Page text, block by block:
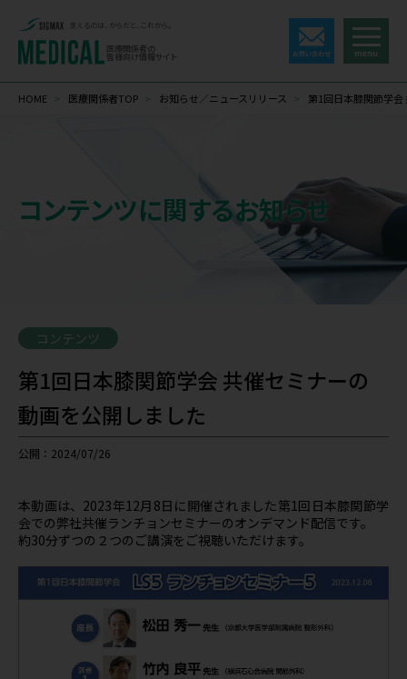
支えるのは、からだと、これから。
医療関係者の
皆様向け情報サイト
HOME > 医療関係者TOP > お知らせ／ニュースリリース > 第1回日本膝関節学
コンテンツに関するお知らせ
コンテンツ
第1回日本膝関節学会 共催セミナーの
動画を公開しました
公開：2024/07/26
本動画は、2023年12月8日に開催されました第1回日本膝関節学
会での弊社共催ランチョンセミナーのオンデマンド配信です。
約30分ずつの２つのご講演をご視聴いただけます。